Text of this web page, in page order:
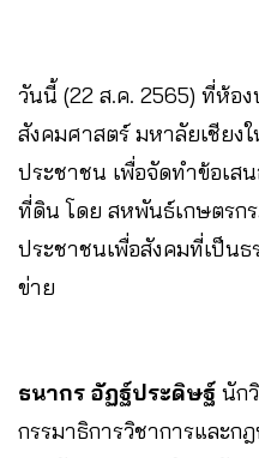
วันนี้ (22 ส.ค. 2565) ที่ห้อ
สังคมศาสตร์ มหาลัยเชียง
ประชาชน เพื่อจัดทำข้อเส
ที่ดิน โดย สหพันธ์เกษตรก
ประชาชนเพื่อสังคมที่เป็นธ
ข่าย
ธนากร อัฏฐ์ประดิษฐ์ นัก
กรรมาธิการวิชาการและก